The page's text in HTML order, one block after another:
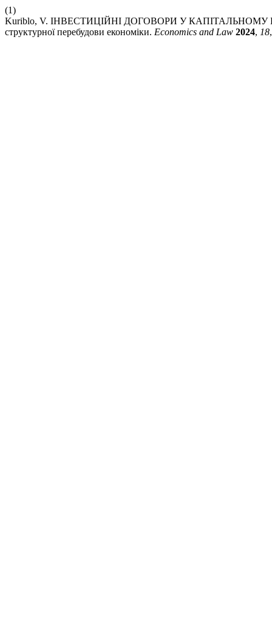
(1)
Kuriblo, V. ІНВЕСТИЦІЙНІ ДОГОВОРИ У КАПІТАЛЬНОМУ
структурної перебудови економіки. Economics and Law 2024, 18